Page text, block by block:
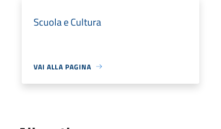
Scuola e Cultura
VAI ALLA PAGINA